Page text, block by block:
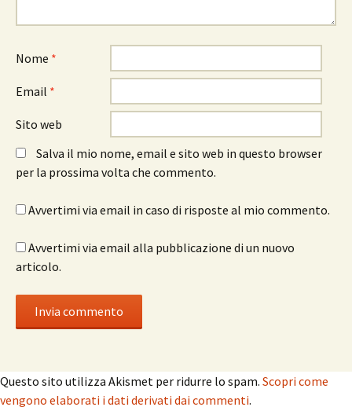
Nome *
Email *
Sito web
Salva il mio nome, email e sito web in questo browser
per la prossima volta che commento.
Avvertimi via email in caso di risposte al mio commento.
Avvertimi via email alla pubblicazione di un nuovo
articolo.
Questo sito utilizza Akismet per ridurre lo spam. Scopri come
vengono elaborati i dati derivati dai commenti.